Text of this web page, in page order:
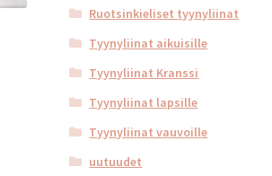
Ruotsinkieliset tyynyliinat
Tyynyliinat aikuisille
Tyynyliinat Kranssi
Tyynyliinat lapsille
Tyynyliinat vauvoille
uutuudet